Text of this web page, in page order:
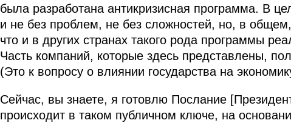
была разработана антикризисная программа. В
и не без проблем, не без сложностей, но, в
что и в других странах такого рода программы
Часть компаний, которые здесь представлены,
(Это к вопросу о влиянии государства на
Сейчас, вы знаете, я готовлю Послание
происходит в таком публичном ключе, на